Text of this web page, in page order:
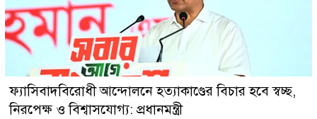
ফ্যাসিবাদবিরোধী আন্দোলনে হত্যাকাণ্ডের বিচার হবে স্বচ্ছ,
নিরপেক্ষ ও বিশ্বাসযোগ্য: প্রধানমন্ত্রী